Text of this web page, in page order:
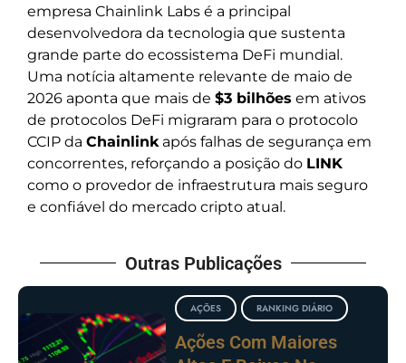
empresa Chainlink Labs é a principal
desenvolvedora da tecnologia que sustenta
grande parte do ecossistema DeFi mundial.
Uma notícia altamente relevante de maio de
2026 aponta que mais de $3 bilhões em ativos
de protocolos DeFi migraram para o protocolo
CCIP da Chainlinkapós falhas de segurança em
concorrentes, reforçando a posição do LINK
como o provedor de infraestrutura mais seguro
e confiável do mercado cripto atual.
Outras Publicações
AÇÕES RANKING DIÁRIO
Ações Com Maiores